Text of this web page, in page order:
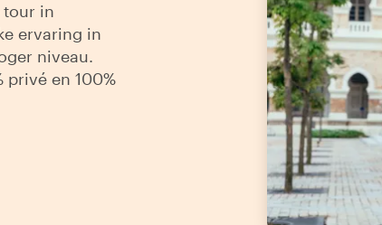
tour in
ervaring in
niveau.
privé en 100%